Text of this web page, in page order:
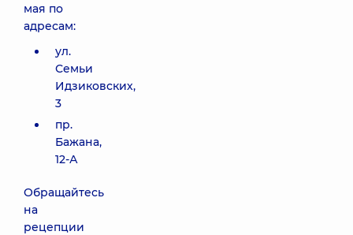
мая по
адресам:
ул.
Семьи
Идзиковских,
3
пр.
Бажана,
12-А
Обращайтесь
на
рецепции